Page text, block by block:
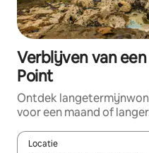
Verblijven van
Point
Ontdek
voor een maand of
Locatie